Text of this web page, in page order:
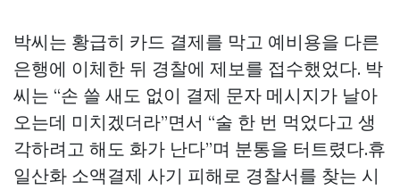
박씨는 황급히 카드 결제를 막고 예비용을 다른
은행에 이체한 뒤 경찰에 제보를 접수했었다. 박
씨는 “손 쓸 새도 없이 결제 문자 메시지가 날아
오는데 미치겠더라”면서 “술 한 번 먹었다고 생
각하려고 해도 화가 난다”며 분통을 터트렸다.휴
일산화 소액결제 사기 피해로 경찰서를 찾는 시